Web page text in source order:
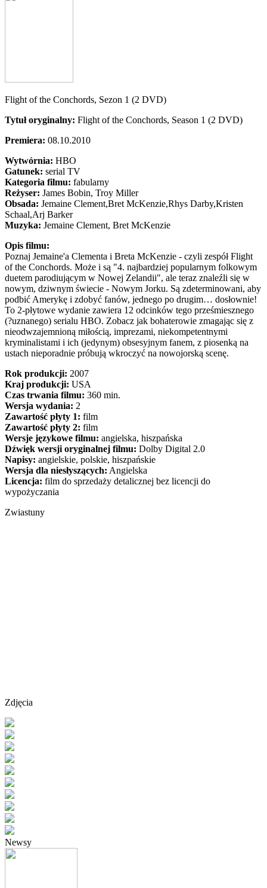
Flight of the Conchords, Sezon 1 (2 DVD)
Tytuł oryginalny: Flight of the Conchords, Season 1 (2 DVD)
Premiera: 08.10.2010
Wytwórnia: HBO
Gatunek: serial TV
Kategoria filmu: fabularny
Reżyser: James Bobin, Troy Miller
Obsada: Jemaine Clement,Bret McKenzie,Rhys Darby,Kristen
Schaal,Arj Barker
Muzyka: Jemaine Clement, Bret McKenzie
Opis filmu:
Poznaj Jemaine'a Clementa i Breta McKenzie - czyli zespół Flight
of the Conchords. Może i są "4. najbardziej popularnym folkowym
duetem parodiującym w Nowej Zelandii", ale teraz znaleźli się w
nowym, dziwnym świecie - Nowym Jorku. Są zdeterminowani, aby
podbić Amerykę i zdobyć fanów, jednego po drugim… dosłownie!
To 2-płytowe wydanie zawiera 12 odcinków tego prześmiesznego
(?uznanego) serialu HBO. Zobacz jak bohaterowie zmagając się z
nieodwzajemnioną miłością, imprezami, niekompetentnymi
kryminalistami i ich (jedynym) obsesyjnym fanem, z piosenką na
ustach nieporadnie próbują wkroczyć na nowojorską scenę.
Rok produkcji: 2007
Kraj produkcji: USA
Czas trwania filmu: 360 min.
Wersja wydania: 2
Zawartość płyty 1: film
Zawartość płyty 2: film
Wersje językowe filmu: angielska, hiszpańska
Dźwięk wersji oryginalnej filmu: Dolby Digital 2.0
Napisy: angielskie, polskie, hiszpańskie
Wersja dla niesłyszących: Angielska
Licencja: film do sprzedaży detalicznej bez licencji do
wypożyczania
Zwiastuny
Zdjęcia
Newsy